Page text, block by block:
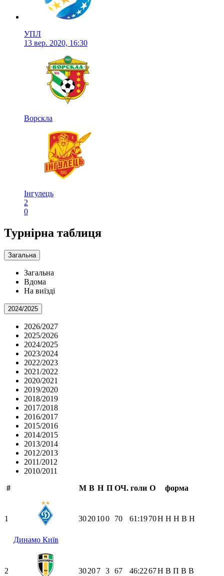
УПЛ
13 вер. 2020, 16:30
Ворскла
Інгулець
2
0
Турнірна таблиця
Загальна
Загальна
Вдома
На виїзді
2024/2025
2026/2027
2025/2026
2024/2025
2023/2024
2022/2023
2021/2022
2020/2021
2019/2020
2018/2019
2017/2018
2016/2017
2015/2016
2014/2015
2013/2014
2012/2013
2011/2012
2010/2011
#
М В Н П ОЧ. голи О форма
1
Динамо Київ
3020100 70 61:1970Н Н Н В Н
2 30207 3 67 46:2267Н В П В В